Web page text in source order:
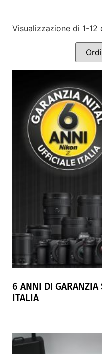
Visualizzazione di 1-12
6 ANNI DI GARANZIA
ITALIA